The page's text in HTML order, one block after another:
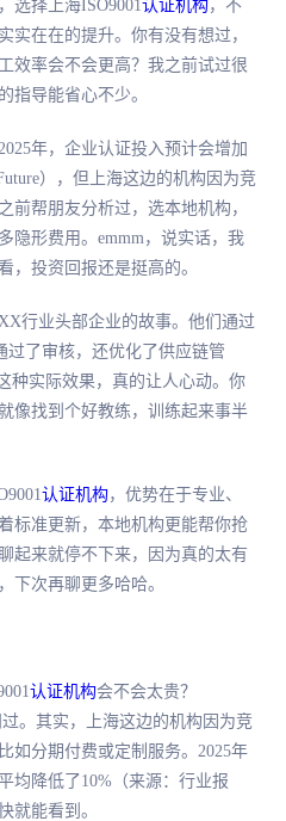
选择上海ISO9001 认证机构，不
实在在的提升。你有没有想过，
效率会不会更高？我之前试过很
指导能省心不少。
年，企业认证投入预计会增加
），但上海这边的机构因为竞
前帮朋友分析过，选本地机构，
隐形费用。emmm，说实话，我
，投资回报还是挺高的。
行业头部企业的故事。他们通过
过了审核，还优化了供应链管
种实际效果，真的让人心动。你
像找到个好教练，训练起来事半
认证机构，优势在于专业、
标准更新，本地机构更能帮你抢
起来就停不下来，因为真的太有
下次再聊更多哈哈。
认证机构会不会太贵？
。其实，上海这边的机构因为竞
如分期付费或定制服务。2025年
均降低了10%（来源：行业报
就能看到。